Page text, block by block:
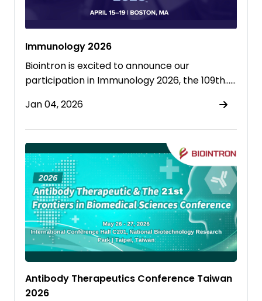
Immunology 2026
Biointron is excited to announce our
participation in Immunology 2026, the 109th……
Jan 04, 2026
Antibody Therapeutics Conference Taiwan
2026